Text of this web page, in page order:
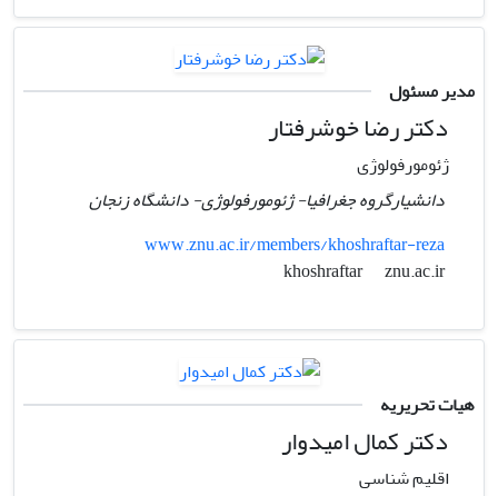
مدیر مسئول
دکتر رضا خوشرفتار
ژئومورفولوژی
دانشیارگروه جغرافیا- ژئومورفولوژی- دانشگاه زنجان
www.znu.ac.ir/members/khoshraftar-reza
khoshraftar
znu.ac.ir
هیات تحریریه
دکتر کمال امیدوار
اقلیم شناسی